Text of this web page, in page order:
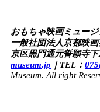
おもちゃ映画ミュー
一般社団法人京都映
京区黒門通元誓願寺
museum.jp ｜ TEL：
Museum. All right